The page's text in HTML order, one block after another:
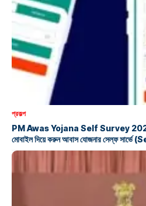
প্রকল্প
PM Awas Yojana Self Survey 2026:
মোবাইল দিয়ে করুন আবাস যোজনার সেল্ফ